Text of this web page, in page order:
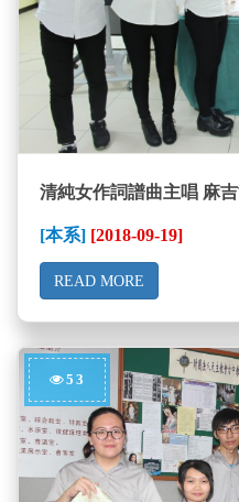
清純女作詞譜曲主唱 麻
[本系] [2018-09-19]
READ MORE
53